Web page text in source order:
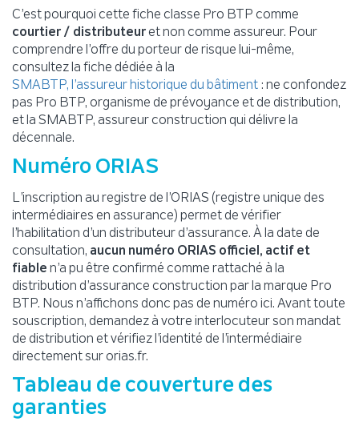
C’est pourquoi cette fiche classe Pro BTP comme
courtier / distributeuret non comme assureur. Pour
comprendre l’offre du porteur de risque lui-même,
consultez la fiche dédiée à la
SMABTP, l’assureur historique du bâtiment : ne confondez
pas Pro BTP, organisme de prévoyance et de distribution,
et la SMABTP, assureur construction qui délivre la
décennale.
Numéro ORIAS
L’inscription au registre de l’ORIAS (registre unique des
intermédiaires en assurance) permet de vérifier
l’habilitation d’un distributeur d’assurance. À la date de
consultation, aucun numéro ORIAS officiel, actif et
fiable n’a pu être confirmé comme rattaché à la
distribution d’assurance construction par la marque Pro
BTP. Nous n’affichons donc pas de numéro ici. Avant toute
souscription, demandez à votre interlocuteur son mandat
de distribution et vérifiez l’identité de l’intermédiaire
directement sur orias.fr.
Tableau de couverture des
garanties